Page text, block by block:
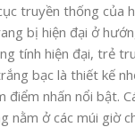
truyền thống của
bị hiện đại ở
tính hiện đại, trẻ
bạc là thiết kế
điểm nhấn nổi bật.
nằm ở các múi giờ